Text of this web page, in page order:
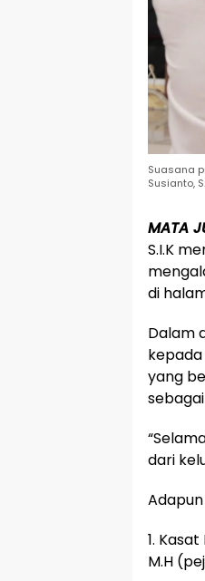
Suasana
Susianto,
MATA
S.I.K
di
Dalam
yang
dari
1.
M.H